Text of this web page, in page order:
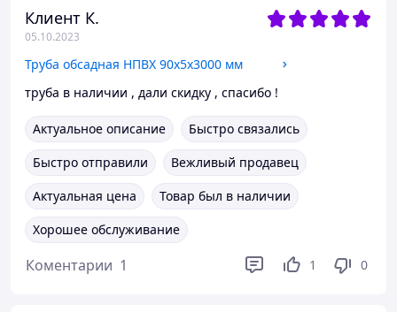
Клиент К.
05.10.2023
Труба обсадная НПВХ 90х5х3000 мм
труба в наличии , дали скидку , спасибо !
Актуальное описание
Быстро связались
Быстро отправили
Вежливый продавец
Актуальная цена
Товар был в наличии
Хорошее обслуживание
Коментарии 1 1 0